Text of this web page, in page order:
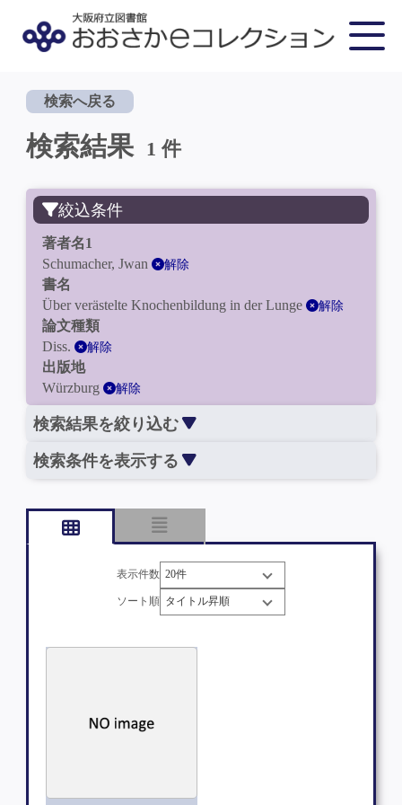
検索へ戻る
検索結果 1 件
絞込条件
著者名1
Schumacher, Jwan
解除
書名
Über verästelte Knochenbildung in der Lunge
解除
論文種類
Diss.
解除
出版地
Würzburg
解除
検索結果を絞り込む
検索条件を表示する
表示件数
ソート順